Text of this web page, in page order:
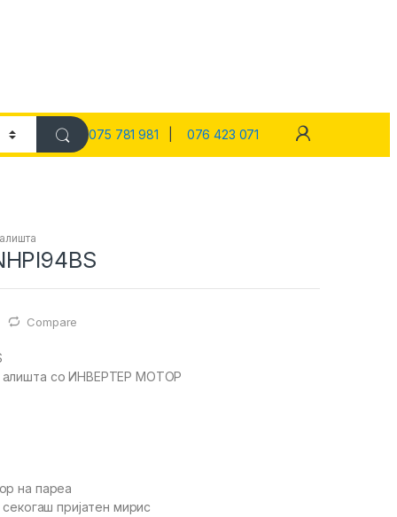
075 781 981 076 423 071
Compare
со ИНВЕРТЕР МОТОР
на пареа
пријатен мирис